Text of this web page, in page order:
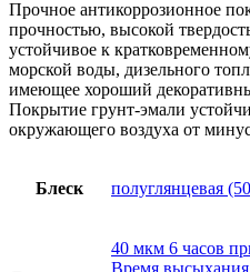
Прочное антикоррозионное
прочностью, высокой
устойчивое к
морской воды, дизельного
имеющее хороший
Покрытие грунт-эмали
окружающего воздуха от
Блеск полуглянцевая
40 мкм 6 часов
Время